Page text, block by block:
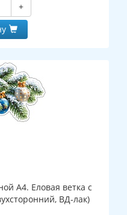
+
А4. Еловая ветка с
ВД-лак)